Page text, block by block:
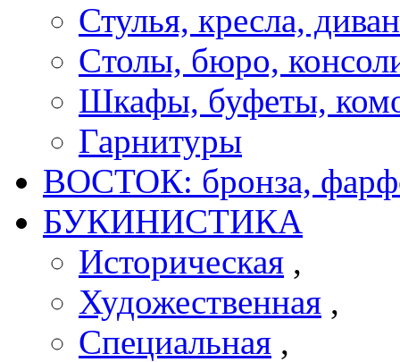
Стулья, кресла,
Cтолы, бюро,
Шкафы, буфеты,
Гарнитуры
ВОСТОК: бронза,
БУКИНИСТИКА
Историческая ,
Художественная ,
Специальная ,